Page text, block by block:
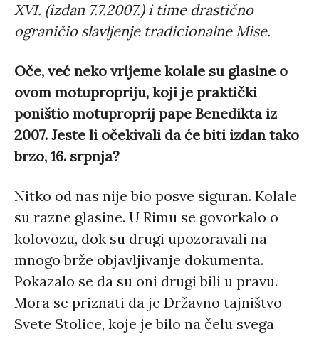
XVI. (izdan 7.7.2007.) i time drastično
ograničio slavljenje tradicionalne Mise.
Oče, već neko vrijeme kolale su glasine o
ovom motupropriju, koji je praktički
poništio motuproprij pape Benedikta iz
2007. Jeste li očekivali da će biti izdan tako
brzo, 16. srpnja?
Nitko od nas nije bio posve siguran. Kolale
su razne glasine. U Rimu se govorkalo o
kolovozu, dok su drugi upozoravali na
mnogo brže objavljivanje dokumenta.
Pokazalo se da su oni drugi bili u pravu.
Mora se priznati da je Državno tajništvo
Svete Stolice, koje je bilo na čelu svega